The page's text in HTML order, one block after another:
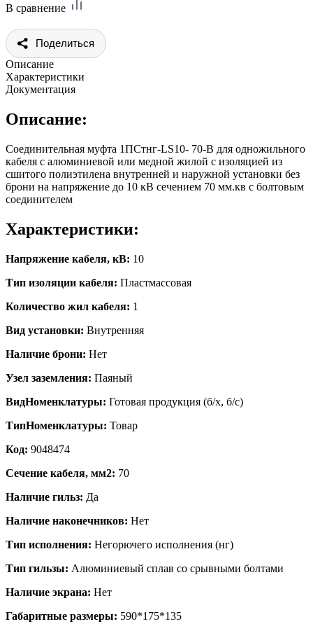
В сравнение
Поделиться
Описание
Характеристики
Документация
Описание:
Соединительная муфта 1ПСтнг-LS10- 70-В для одножильного
кабеля с алюминиевой или медной жилой с изоляцией из
сшитого полиэтилена внутренней и наружной установки без
брони на напряжение до 10 кВ сечением 70 мм.кв с болтовым
соединителем
Характеристики:
Напряжение кабеля, кВ: 10
Тип изоляции кабеля: Пластмассовая
Количество жил кабеля: 1
Вид установки: Внутренняя
Наличие брони: Нет
Узел заземления: Паяный
ВидНоменклатуры: Готовая продукция (б/х, б/с)
ТипНоменклатуры: Товар
Код: 9048474
Сечение кабеля, мм2: 70
Наличие гильз: Да
Наличие наконечников: Нет
Тип исполнения: Негорючего исполнения (нг)
Тип гильзы: Алюминиевый сплав со срывными болтами
Наличие экрана: Нет
Габаритные размеры: 590*175*135